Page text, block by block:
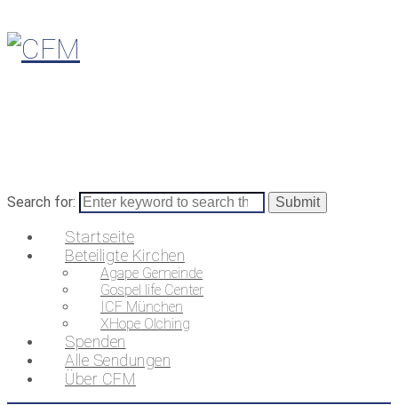
Search for:
Startseite
Beteiligte Kirchen
Agape Gemeinde
Gospel life Center
ICF München
XHope Olching
Spenden
Alle Sendungen
Über CFM